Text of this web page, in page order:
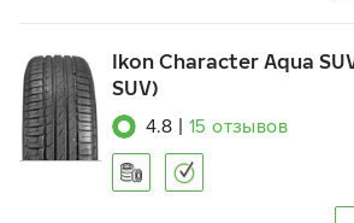
Ikon Character Aqua
SUV)
4.8 15 отзывов